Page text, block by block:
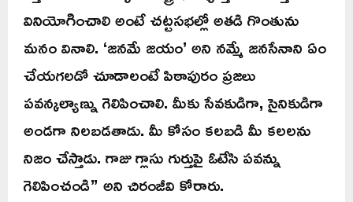
వినియోగించాలి అంటే చట్టసభల్లో అతడి గొంతును
మనం వినాలి. ‘జనమే జయం’ అని నమ్మే జనసేనాని ఏం
చేయగలడో చూడాలంటే పిఠాపురం ప్రజలు
పవన్కల్యాణ్ను గెలిపించాలి. మీకు సేవకుడిగా, సైనికుడిగా
అండగా నిలబడతాడు. మీ కోసం కలబడి మీ కలలను
నిజం చేస్తాడు. గాజు గ్లాసు గుర్తుపై ఓటేసి పవన్ను
గెలిపించండి” అని చిరంజీవి కోరారు.